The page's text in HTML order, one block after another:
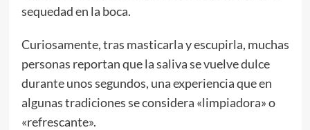
sequedad en la boca.
Curiosamente, tras masticarla y escupirla, muchas
personas reportan que la saliva se vuelve dulce
durante unos segundos, una experiencia que en
algunas tradiciones se considera «limpiadora» o
«refrescante».